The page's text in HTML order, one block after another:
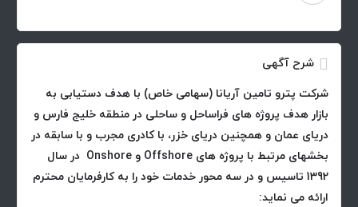
شرح آگهی
شرکت پترو تامین آریانا (سهامی خاص) با هدف دستیابی به
بازار هدف پروژه های فراساحل و ساحلی در منطقه خلیج فارس و
دریای عمان و همچنین دریای خزر، با کادری مجرب و با سابقه در
بخشهای مرتبط با پروژه های Offshore و Onshore در سال
1392 تاسیس و در سه محور خدمات خود را به کارفرمایان محترم
ارائه می نماید: